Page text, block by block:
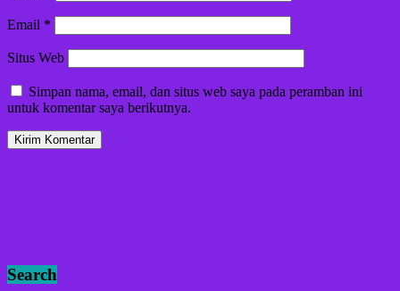
Email *
Situs Web
Simpan nama, email, dan situs web saya pada peramban ini
untuk komentar saya berikutnya.
Search